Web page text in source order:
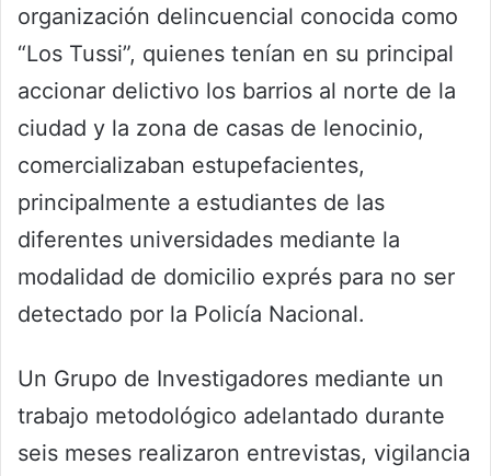
organización delincuencial conocida como
“Los Tussi”, quienes tenían en su principal
accionar delictivo los barrios al norte de la
ciudad y la zona de casas de lenocinio,
comercializaban estupefacientes,
principalmente a estudiantes de las
diferentes universidades mediante la
modalidad de domicilio exprés para no ser
detectado por la Policía Nacional.
Un Grupo de Investigadores mediante un
trabajo metodológico adelantado durante
seis meses realizaron entrevistas, vigilancia